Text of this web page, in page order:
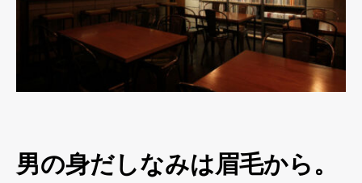
男の身だしなみは眉毛から。